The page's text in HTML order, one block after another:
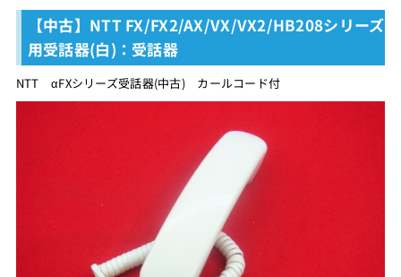
【中古】NTT FX/FX2/AX/VX/VX2/HB208シリーズ
用受話器(白)：受話器
NTT αFXシリーズ受話器(中古) カールコード付